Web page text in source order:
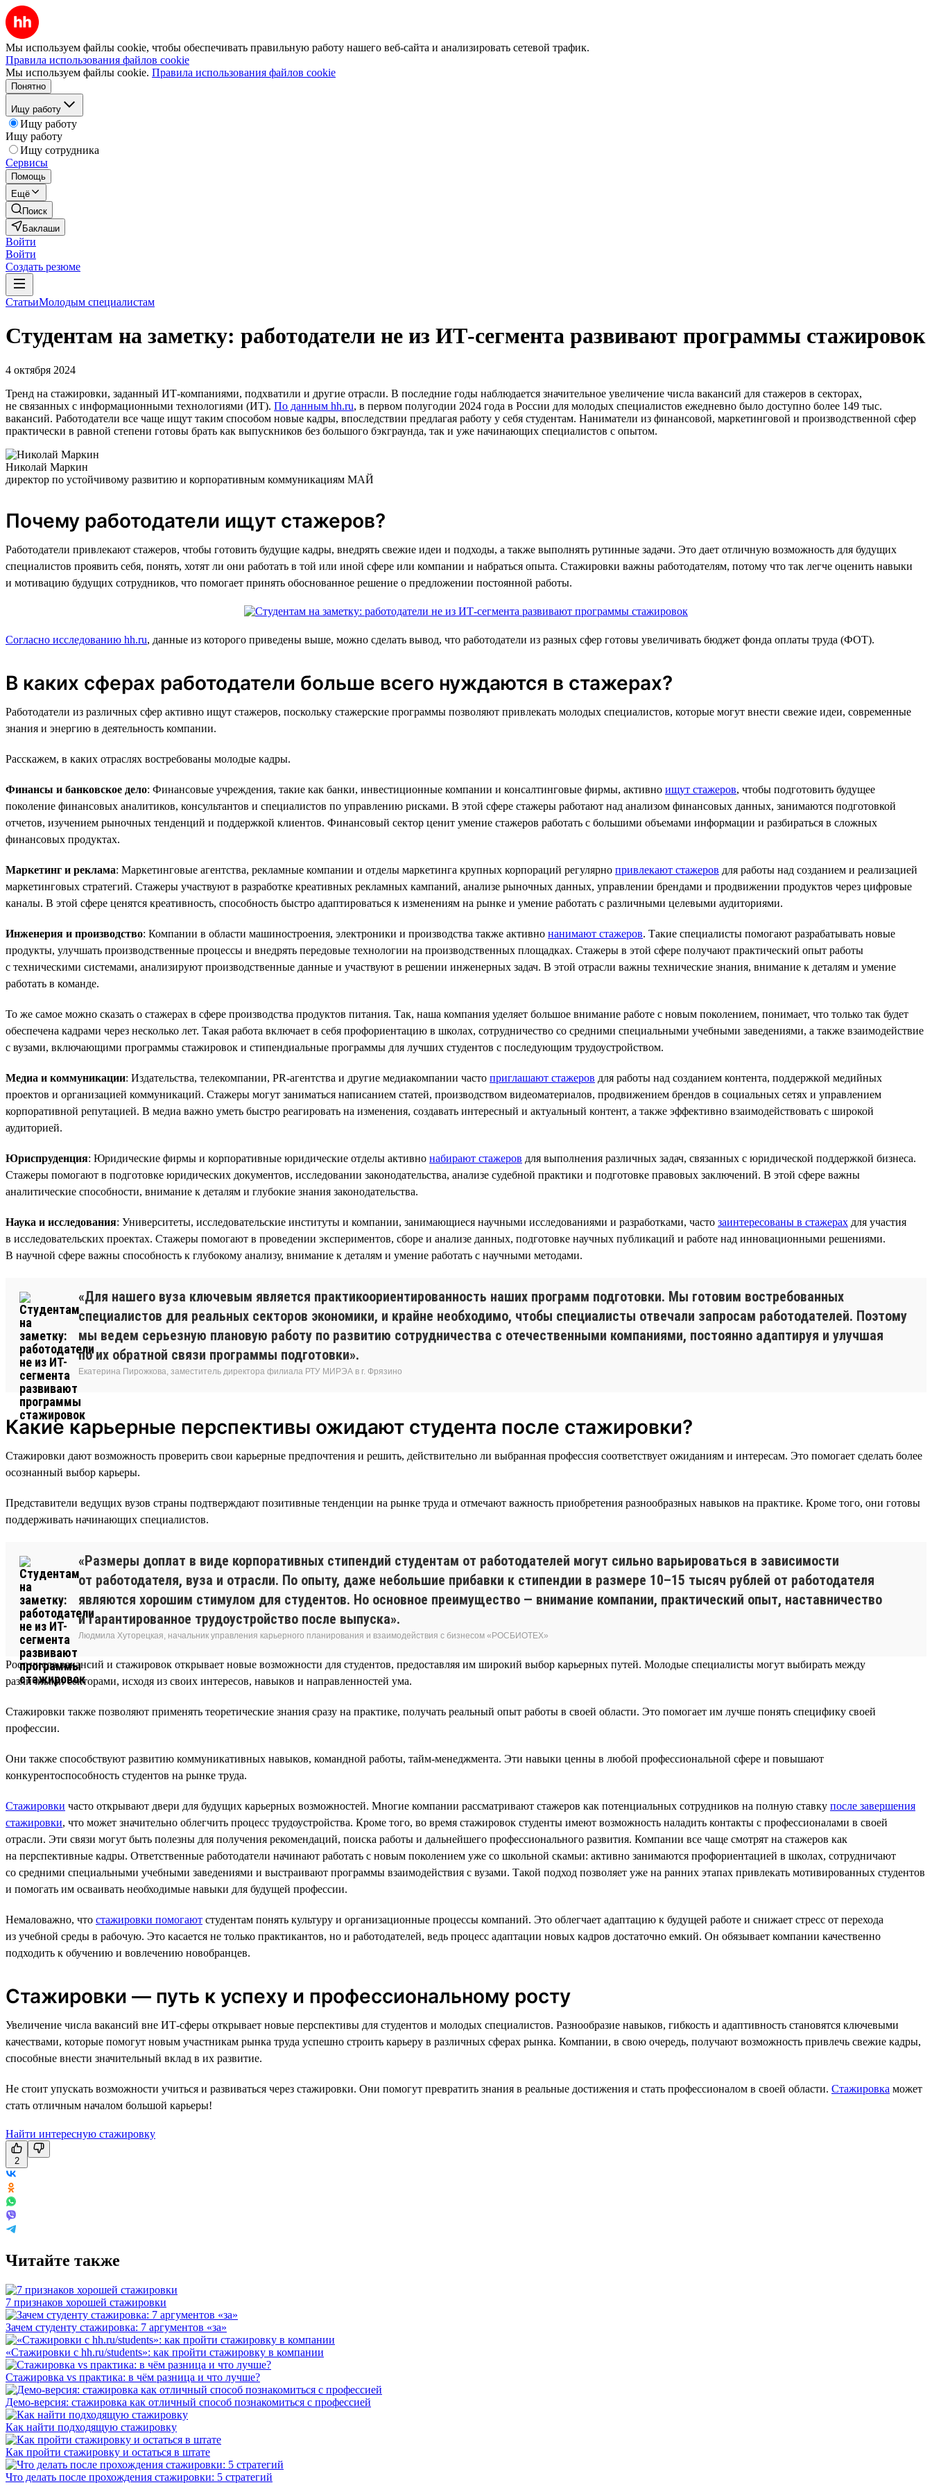
Мы используем файлы cookie, чтобы обеспечивать правильную работу нашего веб-сайта и анализировать сетевой трафик.
Правила использования файлов cookie
Мы используем файлы cookie. Правила использования файлов cookie
Понятно
Ищу работу
Ищу работу
Ищу работу
Ищу сотрудника
Сервисы
Помощь
Ещё
Поиск
Баклаши
Войти
Войти
Создать резюме
СтатьиМолодым специалистам
Студентам на заметку: работодатели не из ИТ-сегмента развивают программы стажировок
4 октября 2024
Тренд на стажировки, заданный ИТ-компаниями, подхватили и другие отрасли. В последние годы наблюдается значительное увеличение числа вакансий для стажеров в секторах,
не связанных с информационными технологиями (ИТ). По данным hh.ru, в первом полугодии 2024 года в России для молодых специалистов ежедневно было доступно более 149 тыс.
вакансий. Работодатели все чаще ищут таким способом новые кадры, впоследствии предлагая работу у себя студентам. Наниматели из финансовой, маркетинговой и производственной сфер
практически в равной степени готовы брать как выпускников без большого бэкграунда, так и уже начинающих специалистов с опытом.
Николай Маркин
директор по устойчивому развитию и корпоративным коммуникациям МАЙ
Почему работодатели ищут стажеров?
Работодатели привлекают стажеров, чтобы готовить будущие кадры, внедрять свежие идеи и подходы, а также выполнять рутинные задачи. Это дает отличную возможность для будущих
специалистов проявить себя, понять, хотят ли они работать в той или иной сфере или компании и набраться опыта. Стажировки важны работодателям, потому что так легче оценить навыки
и мотивацию будущих сотрудников, что помогает принять обоснованное решение о предложении постоянной работы.
Согласно исследованию hh.ru, данные из которого приведены выше, можно сделать вывод, что работодатели из разных сфер готовы увеличивать бюджет фонда оплаты труда (ФОТ).
В каких сферах работодатели больше всего нуждаются в стажерах?
Работодатели из различных сфер активно ищут стажеров, поскольку стажерские программы позволяют привлекать молодых специалистов, которые могут внести свежие идеи, современные
знания и энергию в деятельность компании.
Расскажем, в каких отраслях востребованы молодые кадры.
Финансы и банковское дело: Финансовые учреждения, такие как банки, инвестиционные компании и консалтинговые фирмы, активно ищут стажеров, чтобы подготовить будущее
поколение финансовых аналитиков, консультантов и специалистов по управлению рисками. В этой сфере стажеры работают над анализом финансовых данных, занимаются подготовкой
отчетов, изучением рыночных тенденций и поддержкой клиентов. Финансовый сектор ценит умение стажеров работать с большими объемами информации и разбираться в сложных
финансовых продуктах.
Маркетинг и реклама: Маркетинговые агентства, рекламные компании и отделы маркетинга крупных корпораций регулярно привлекают стажеров для работы над созданием и реализацией
маркетинговых стратегий. Стажеры участвуют в разработке креативных рекламных кампаний, анализе рыночных данных, управлении брендами и продвижении продуктов через цифровые
каналы. В этой сфере ценятся креативность, способность быстро адаптироваться к изменениям на рынке и умение работать с различными целевыми аудиториями.
Инженерия и производство: Компании в области машиностроения, электроники и производства также активно нанимают стажеров. Такие специалисты помогают разрабатывать новые
продукты, улучшать производственные процессы и внедрять передовые технологии на производственных площадках. Стажеры в этой сфере получают практический опыт работы
с техническими системами, анализируют производственные данные и участвуют в решении инженерных задач. В этой отрасли важны технические знания, внимание к деталям и умение
работать в команде.
То же самое можно сказать о стажерах в сфере производства продуктов питания. Так, наша компания уделяет большое внимание работе с новым поколением, понимает, что только так будет
обеспечена кадрами через несколько лет. Такая работа включает в себя профориентацию в школах, сотрудничество со средними специальными учебными заведениями, а также взаимодействие
с вузами, включающими программы стажировок и стипендиальные программы для лучших студентов с последующим трудоустройством.
Медиа и коммуникации: Издательства, телекомпании, PR-агентства и другие медиакомпании часто приглашают стажеров для работы над созданием контента, поддержкой медийных
проектов и организацией коммуникаций. Стажеры могут заниматься написанием статей, производством видеоматериалов, продвижением брендов в социальных сетях и управлением
корпоративной репутацией. В медиа важно уметь быстро реагировать на изменения, создавать интересный и актуальный контент, а также эффективно взаимодействовать с широкой
аудиторией.
Юриспруденция: Юридические фирмы и корпоративные юридические отделы активно набирают стажеров для выполнения различных задач, связанных с юридической поддержкой бизнеса.
Стажеры помогают в подготовке юридических документов, исследовании законодательства, анализе судебной практики и подготовке правовых заключений. В этой сфере важны
аналитические способности, внимание к деталям и глубокие знания законодательства.
Наука и исследования: Университеты, исследовательские институты и компании, занимающиеся научными исследованиями и разработками, часто заинтересованы в стажерах для участия
в исследовательских проектах. Стажеры помогают в проведении экспериментов, сборе и анализе данных, подготовке научных публикаций и работе над инновационными решениями.
В научной сфере важны способность к глубокому анализу, внимание к деталям и умение работать с научными методами.
«Для нашего вуза ключевым является практикоориентированность наших программ подготовки. Мы готовим востребованных
специалистов для реальных секторов экономики, и крайне необходимо, чтобы специалисты отвечали запросам работодателей. Поэтому
мы ведем серьезную плановую работу по развитию сотрудничества с отечественными компаниями, постоянно адаптируя и улучшая
по их обратной связи программы подготовки».
Екатерина Пирожкова, заместитель директора филиала РТУ МИРЭА в г. Фрязино
Какие карьерные перспективы ожидают студента после стажировки?
Стажировки дают возможность проверить свои карьерные предпочтения и решить, действительно ли выбранная профессия соответствует ожиданиям и интересам. Это помогает сделать более
осознанный выбор карьеры.
Представители ведущих вузов страны подтверждают позитивные тенденции на рынке труда и отмечают важность приобретения разнообразных навыков на практике. Кроме того, они готовы
поддерживать начинающих специалистов.
«Размеры доплат в виде корпоративных стипендий студентам от работодателей могут сильно варьироваться в зависимости
от работодателя, вуза и отрасли. По опыту, даже небольшие прибавки к стипендии в размере 10–15 тысяч рублей от работодателя
являются хорошим стимулом для студентов. Но основное преимущество — внимание компании, практический опыт, наставничество
и гарантированное трудоустройство после выпуска».
Людмила Хуторецкая, начальник управления карьерного планирования и взаимодействия с бизнесом «РОСБИОТЕХ»
Рост числа вакансий и стажировок открывает новые возможности для студентов, предоставляя им широкий выбор карьерных путей. Молодые специалисты могут выбирать между
различными секторами, исходя из своих интересов, навыков и направленностей ума.
Стажировки также позволяют применять теоретические знания сразу на практике, получать реальный опыт работы в своей области. Это помогает им лучше понять специфику своей
профессии.
Они также способствуют развитию коммуникативных навыков, командной работы, тайм-менеджмента. Эти навыки ценны в любой профессиональной сфере и повышают
конкурентоспособность студентов на рынке труда.
Стажировки часто открывают двери для будущих карьерных возможностей. Многие компании рассматривают стажеров как потенциальных сотрудников на полную ставку после завершения
стажировки, что может значительно облегчить процесс трудоустройства​. Кроме того, во время стажировок студенты имеют возможность наладить контакты с профессионалами в своей
отрасли. Эти связи могут быть полезны для получения рекомендаций, поиска работы и дальнейшего профессионального развития. Компании все чаще смотрят на стажеров как
на перспективные кадры. Ответственные работодатели начинают работать с новым поколением уже со школьной скамьи: активно занимаются профориентацией в школах, сотрудничают
со средними специальными учебными заведениями и выстраивают программы взаимодействия с вузами. Такой подход позволяет уже на ранних этапах привлекать мотивированных студентов
и помогать им осваивать необходимые навыки для будущей профессии.
Немаловажно, что стажировки помогают студентам понять культуру и организационные процессы компаний. Это облегчает адаптацию к будущей работе и снижает стресс от перехода
из учебной среды в рабочую. Это касается не только практикантов, но и работодателей, ведь процесс адаптации новых кадров достаточно емкий. Он обязывает компании качественно
подходить к обучению и вовлечению новобранцев.
Стажировки — путь к успеху и профессиональному росту
Увеличение числа вакансий вне ИТ-сферы открывает новые перспективы для студентов и молодых специалистов. Разнообразие навыков, гибкость и адаптивность становятся ключевыми
качествами, которые помогут новым участникам рынка труда успешно строить карьеру в различных сферах рынка. Компании, в свою очередь, получают возможность привлечь свежие кадры,
способные внести значительный вклад в их развитие.
Не стоит упускать возможности учиться и развиваться через стажировки. Они помогут превратить знания в реальные достижения и стать профессионалом в своей области. Стажировка может
стать отличным началом большой карьеры!
Найти интересную стажировку
2
Читайте также
7 признаков хорошей стажировки
Зачем студенту стажировка: 7 аргументов «за»
«Стажировки с hh.ru/students»: как пройти стажировку в компании
Стажировка vs практика: в чём разница и что лучше?
Демо-версия: стажировка как отличный способ познакомиться с профессией
Как найти подходящую стажировку
Как пройти стажировку и остаться в штате
Что делать после прохождения стажировки: 5 стратегий